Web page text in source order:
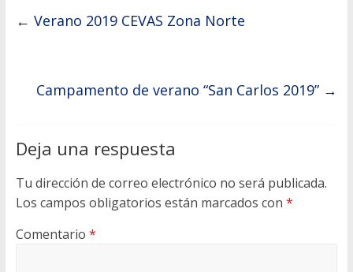
← Verano 2019 CEVAS Zona Norte
Campamento de verano “San Carlos 2019” →
Deja una respuesta
Tu dirección de correo electrónico no será publicada.
Los campos obligatorios están marcados con *
Comentario *